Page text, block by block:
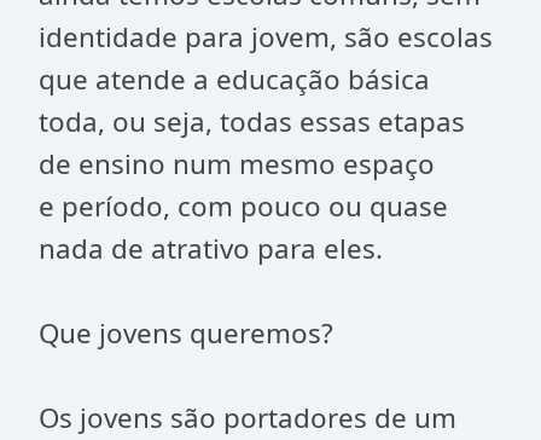
identidade para jovem, são escolas
que atende a educação básica
toda, ou seja, todas essas etapas
de ensino num mesmo espaço
e período, com pouco ou quase
nada de atrativo para eles.
Que jovens queremos?
Os jovens são portadores de um